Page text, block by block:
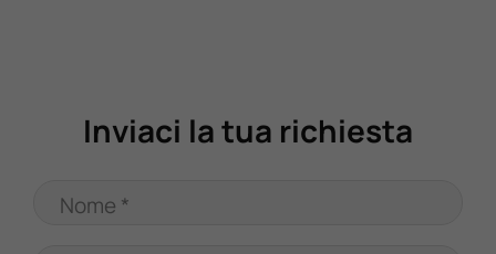
Inviaci la tua richiesta
Nome *